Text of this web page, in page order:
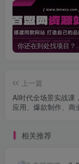
你还在到处找项目？还在
上一篇
AI时代全场景实战课
应用、爆款制作、商
相关推荐